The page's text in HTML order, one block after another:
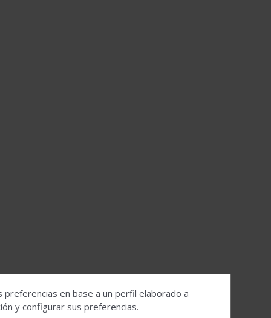
en base a un perfil elaborado a
y configurar sus preferencias.